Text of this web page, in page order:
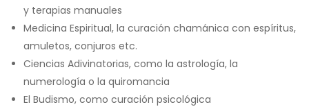
y terapias manuales
Medicina Espiritual, la curación chamánica con espíritus,
amuletos, conjuros etc.
Ciencias Adivinatorias, como la astrología, la
numerología o la quiromancia
El Budismo, como curación psicológica